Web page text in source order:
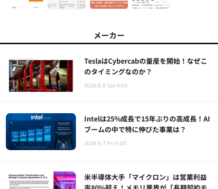
メーカー
TeslaはCybercabの量産を開始！なぜこ
のタイミングなのか？
2026.8.8 Sat 6:00
Intelは25%成長で15年ぶりの高成長！AI
ブームの中で特に伸びた事業は？
2026.8.7 Fri 6:00
米半導体大手「マイクロン」は営業利益